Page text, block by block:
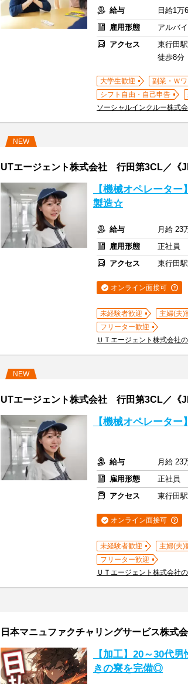
給与
日給1万
雇用形態
アルバ
アクセス
東行田駅
徒歩8分
大学生歓迎 副業・Ｗ
シフト自由・自己申告
ソーシャルインクルー株式
NEW
UTエージェント株式会社 行田第3CL／《
【機械オペレータ
製造☆
給与
月給 23
雇用形態
正社員
アクセス
東行田駅
オンライン面接可
未経験者歓迎 主婦(夫)
フリーター歓迎
ＵＴエージェント株式会社
NEW
UTエージェント株式会社 行田第3CL／《
【機械オペレータ
給与
月給 23
雇用形態
正社員
アクセス
東行田駅
オンライン面接可
未経験者歓迎 主婦(夫)
フリーター歓迎
ＵＴエージェント株式会社
日本マニュファクチャリングサービス株式
【加工】20～30代
きの寮を完備◎